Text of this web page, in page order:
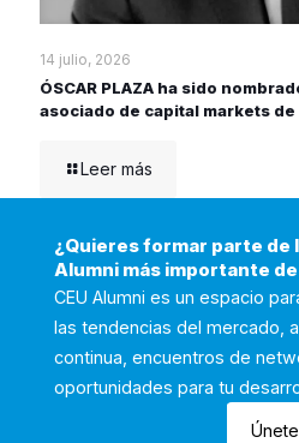
14 julio, 2026
ÓSCAR PLAZA ha sido
asociado de capital markets de
Leer más
¿Quieres formar parte de
Alumni más importante de
CEU Alumni es un espacio
las tendencias del mercado,
continua, encuentros de
oportunidades para tu
Únete